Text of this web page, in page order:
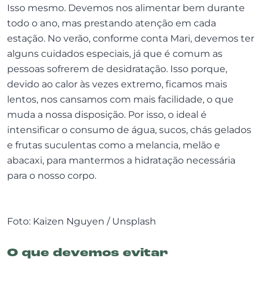
Isso mesmo. Devemos nos alimentar bem durante
todo o ano, mas prestando atenção em cada
estação. No verão, conforme conta Mari, devemos ter
alguns cuidados especiais, já que é comum as
pessoas sofrerem de desidratação. Isso porque,
devido ao calor às vezes extremo, ficamos mais
lentos, nos cansamos com mais facilidade, o que
muda a nossa disposição. Por isso, o ideal é
intensificar o consumo de água, sucos, chás gelados
e frutas suculentas como a melancia, melão e
abacaxi, para mantermos a hidratação necessária
para o nosso corpo.
Foto: Kaizen Nguyen / Unsplash
O que devemos evitar